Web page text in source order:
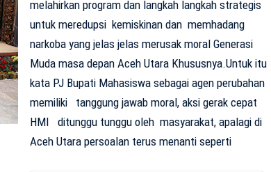
melahirkan program dan langkah langkah strategis
untuk meredupsi kemiskinan dan memhadang
narkoba yang jelas jelas merusak moral Generasi
Muda masa depan Aceh Utara Khususnya.Untuk itu
kata PJ Bupati Mahasiswa sebagai agen perubahan
memiliki tanggung jawab moral, aksi gerak cepat
HMI ditunggu tunggu oleh masyarakat, apalagi di
Aceh Utara persoalan terus menanti seperti